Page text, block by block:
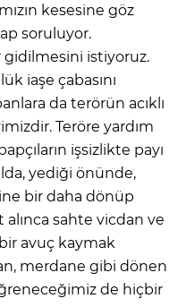
kesesine göz
soruluyor.
gidilmesini istiyoruz.
iaşe çabasını
da terörün acıklı
Teröre yardım
işsizlikte payı
yediği önünde,
bir daha dönüp
alınca sahte vicdan ve
avuç kaymak
merdane gibi dönen
de hiçbir